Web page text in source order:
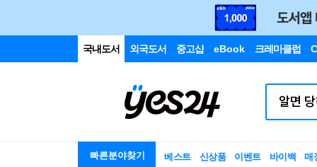
국내도서 외국도서 중고샵 eBook 크레마클럽
빠른분야찾기 베스트 신상품 이벤트 바이백 매